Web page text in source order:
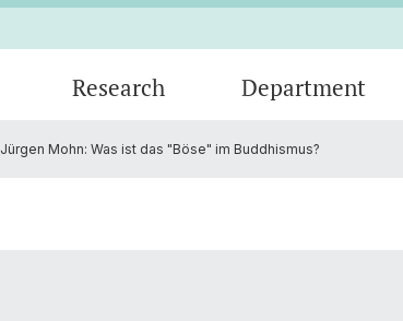
Research Department
Jürgen Mohn: Was ist das "Böse" im Buddhismus?